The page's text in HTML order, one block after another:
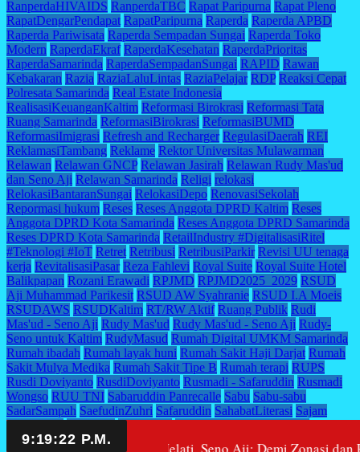
RanperdaHIVAIDS RanperdaTBC Rapat Paripurna Rapat Pleno
RapatDengarPendapat RapatParipurna Raperda Raperda APBD
Raperda Pariwisata Raperda Sempadan Sungai Raperda Toko
Modern RaperdaEkraf RaperdaKesehatan RaperdaPrioritas
RaperdaSamarinda RaperdaSempadanSungai RAPID Rawan
Kebakaran Razia RaziaLaluLintas RaziaPelajar RDP Reaksi Cepat
Polresata Samarinda Real Estate Indonesia
RealisasiKeuanganKaltim Reformasi Birokrasi Reformasi Tata
Ruang Samarinda ReformasiBirokrasi ReformasiBUMD
ReformasiImigrasi Refresh and Recharger RegulasiDaerah REI
ReklamasiTambang Reklame Rektor Universitas Mulawarman
Relawan Relawan GNCP Relawan Jasirah Relawan Rudy Mas'ud
dan Seno Aji Relawan Samarinda Religi relokasi
RelokasiBantaranSungai RelokasiDepo RenovasiSekolah
Repormasi hukum Reses Reses Anggota DPRD Kaltim Reses
Anggota DPRD Kota Samarinda Reses Anggota DPRD Samarinda
Reses DPRD Kota Samarinda RetailIndustry #DigitalisasiRitel
#Teknologi #IoT Retret Retribusi RetribusiParkir Revisi UU tenaga
kerja RevitalisasiPasar Reza Fahlevi Royal Suite Royal Suite Hotel
Balikpapan Rozani Erawadi RPJMD RPJMD2025_2029 RSUD
Aji Muhammad Parikesit RSUD AW Syahranie RSUD I.A Moeis
RSUDAWS RSUDKaltim RT/RW Aktif Ruang Publik Rudi
Mas'ud - Seno Aji Rudy Mas'ud Rudy Mas'ud - Seno Aji Rudy-
Seno untuk Kaltim RudyMasud Rumah Digital UMKM Samarinda
Rumah ibadah Rumah layak huni Rumah Sakit Haji Darjat Rumah
Sakit Mulya Medika Rumah Sakit Tipe B Rumah terapi RUPS
Rusdi Doviyanto RusdiDoviyanto Rusmadi - Safaruddin Rusmadi
Wongso RUU TNI Sabaruddin Panrecalle Sabu Sabu-sabu
SadarSampah SaefudinZuhri Safaruddin SahabatLiterasi Sajam
Salehuddin
Samarinda
Samarinda Bebas Banjir